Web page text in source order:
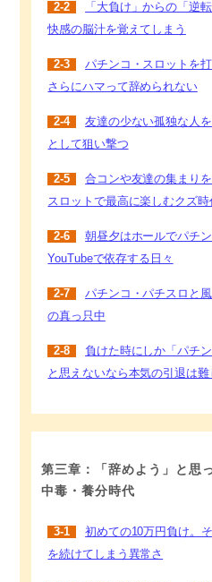
2-2
「大負け」からの「逆
快感の脳汁を覚えてしまう
2-3
パチンコ・スロットを
さらにハマって辞められない
2-4
友達の少ない孤独な人
として狙い撃つ
2-5
合コンや友達の集まり
スロットで最高に楽しむクズ時
2-6
朝昼夕はホールでパチ
YouTubeで依存する日々
2-7
パチンコ・パチスロと
の真っ只中
2-8
負けた時にしか「パチ
と思えないなら本気の引退は難
第三章：「辞めよう」と思
中毒・養分時代
3-1
初めての10万円負け。
を続けてしまう異常さ